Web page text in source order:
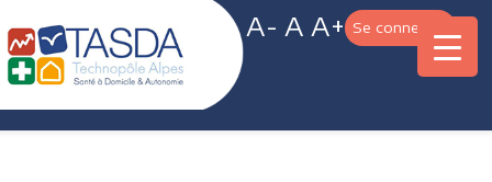
A- A A+ Se connecter